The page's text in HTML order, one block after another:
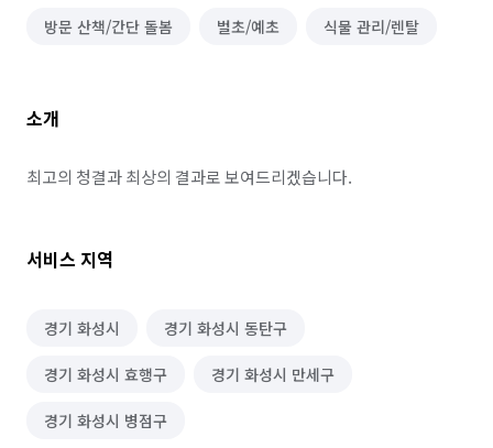
방문 산책/간단 돌봄 벌초/예초 식물 관리/렌탈
소개
최고의 청결과 최상의 결과로 보여드리겠습니다.
서비스 지역
경기 화성시 경기 화성시 동탄구
경기 화성시 효행구 경기 화성시 만세구
경기 화성시 병점구